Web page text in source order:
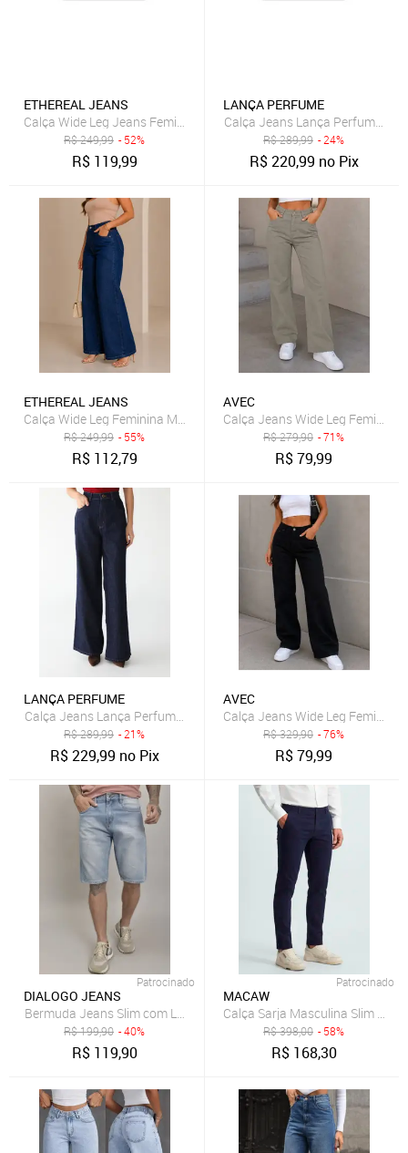
ETHEREAL JEANS
Calça Wide Leg Jeans Feminina Ethereal Delavê Modelagem
R$249,99 - 52%
R$ 119,99
LANÇA PERFUME
Calça Jeans Lança Perfume
R$289,99 - 24%
R$220,99 no Pix
ETHEREAL JEANS
Calça Wide Leg Feminina Mys Jeans Escura Casual Elegante
R$249,99 - 55%
R$ 112,79
AVEC
Calça Jeans Wide Leg
R$279,90 - 71%
R$79,99
LANÇA PERFUME
Calça Jeans Lança Perfume Wide Leg Lisa Azul
R$289,99 - 21%
R$229,99 no Pix
AVEC
Calça Jeans Wide Leg
R$329,90 - 76%
R$79,99
Patrocinado
DIALOGO JEANS
Bermuda Jeans Slim com Lavagem Clara Dialogo Jeans
R$199,90 - 40%
R$ 119,90
Patrocinado
MACAW
R$398,00 - 58%
R$ 168,30